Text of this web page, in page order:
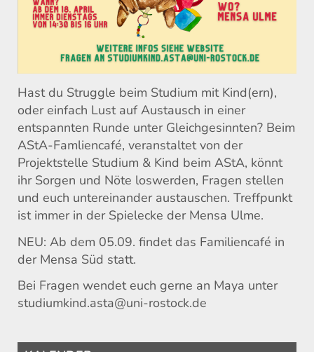
Hast du Struggle beim Studium mit Kind(ern),
oder einfach Lust auf Austausch in einer
entspannten Runde unter Gleichgesinnten? Beim
AStA-Famliencafé, veranstaltet von der
Projektstelle Studium & Kind beim AStA, könnt
ihr Sorgen und Nöte loswerden, Fragen stellen
und euch untereinander austauschen. Treffpunkt
ist immer in der Spielecke der Mensa Ulme.
NEU: Ab dem 05.09. findet das Familiencafé in
der Mensa Süd statt.
Bei Fragen wendet euch gerne an Maya unter
studiumkind.asta@uni-rostock.de